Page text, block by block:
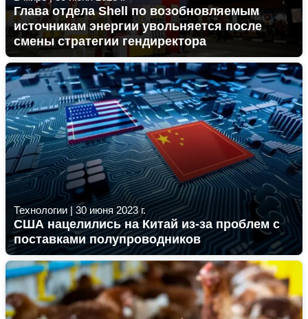
Глава отдела Shell по возобновляемым
источникам энергии увольняется после
смены стратегии гендиректора
Технологии | 30 июня 2023 г.
США нацелились на Китай из-за проблем с
поставками полупроводников